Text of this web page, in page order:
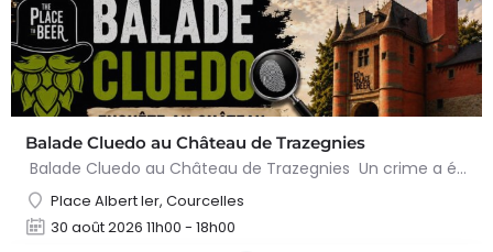
Balade Cluedo au Château de Trazegnies
Balade Cluedo au Château de Trazegnies Un crime a été commis au Château de Trazegnies… À vous de résoudre…
Place Albert Ier, Courcelles
30 août 2026 11h00 - 18h00